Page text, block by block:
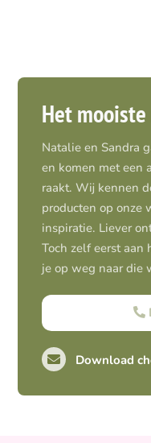
Het
Natalie en Sandra
en komen met een
raakt. Wij kennen
producten op onze
inspiratie. Liever
Toch zelf eerst
je op weg naar die
Download